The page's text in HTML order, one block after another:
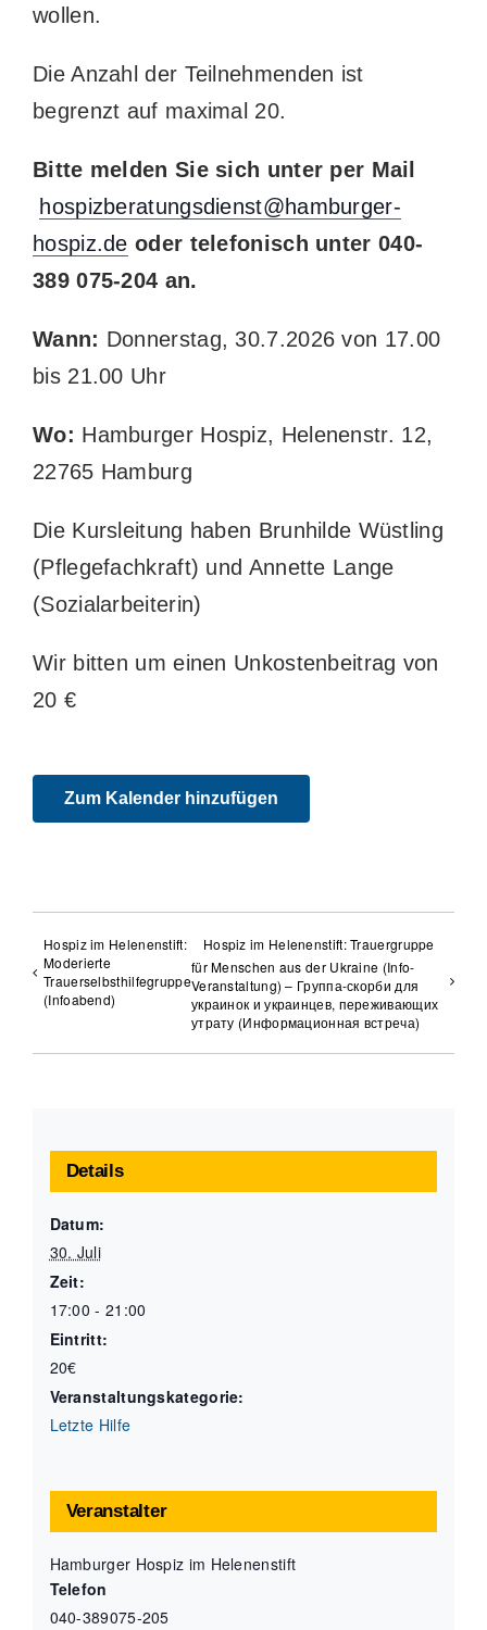
wollen.
Die Anzahl der Teilnehmenden ist
begrenzt auf maximal 20.
Bitte melden Sie sich unter per Mail
hospizberatungsdienst@hamburger-
hospiz.de oder telefonisch unter 040-
389 075-204 an.
Wann: Donnerstag, 30.7.2026 von 17.00
bis 21.00 Uhr
Wo: Hamburger Hospiz, Helenenstr. 12,
22765 Hamburg
Die Kursleitung haben Brunhilde Wüstling
(Pflegefachkraft) und Annette Lange
(Sozialarbeiterin)
Wir bitten um einen Unkostenbeitrag von
20 €
Zum Kalender hinzufügen
Hospiz im Helenenstift:
Moderierte
Trauerselbsthilfegruppe
(Infoabend)
Hospiz im Helenenstift: Trauergruppe
für Menschen aus der Ukraine (Info-
Veranstaltung) – Группа-скорби для
украинок и украинцев, переживающих
утрату (Информационная встреча)
Details
Datum:
30. Juli
Zeit:
17:00 - 21:00
Eintritt:
20€
Veranstaltungskategorie:
Letzte Hilfe
Veranstalter
Hamburger Hospiz im Helenenstift
Telefon
040-389075-205